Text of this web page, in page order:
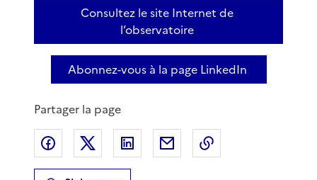
Consultez le site Internet de
l’observatoire
Abonnez-vous à la page LinkedIn
Partager la page
Partager sur Facebook
Partager sur XPartager sur LinkedIn
Partager par email